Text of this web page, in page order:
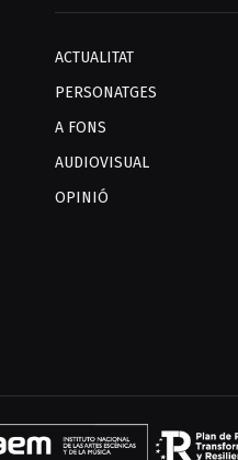
ACTUALITAT
PERSONATGES
A FONS
AUDIOVISUAL
OPINIÓ